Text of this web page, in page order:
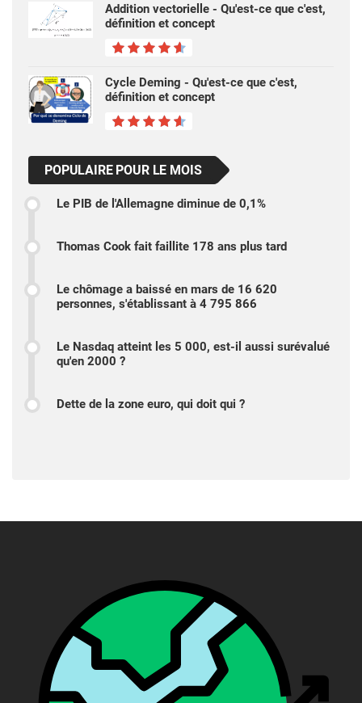
Addition vectorielle - Qu'est-ce que c'est,
définition et concept
Cycle Deming - Qu'est-ce que c'est,
définition et concept
POPULAIRE POUR LE MOIS
Le PIB de l'Allemagne diminue de 0,1%
Thomas Cook fait faillite 178 ans plus tard
Le chômage a baissé en mars de 16 620
personnes, s'établissant à 4 795 866
Le Nasdaq atteint les 5 000, est-il aussi surévalué
qu'en 2000 ?
Dette de la zone euro, qui doit qui ?